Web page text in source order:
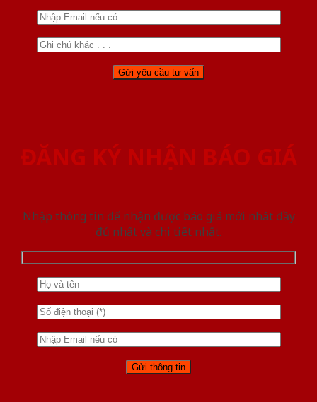
ĐĂNG KÝ NHẬN BÁO GIÁ
Nhập thông tin để nhận được báo giá mới nhât đầy
đủ nhất và chi tiết nhất.